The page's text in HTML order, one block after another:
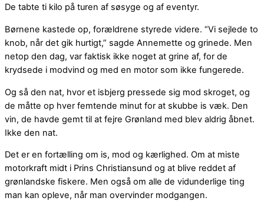
De tabte ti kilo på turen af søsyge og af eventyr.
Børnene kastede op, forældrene styrede videre. “Vi sejlede to
knob, når det gik hurtigt,” sagde Annemette og grinede. Men
netop den dag, var faktisk ikke noget at grine af, for de
krydsede i modvind og med en motor som ikke fungerede.
Og så den nat, hvor et isbjerg pressede sig mod skroget, og
de måtte op hver femtende minut for at skubbe is væk. Den
vin, de havde gemt til at fejre Grønland med blev aldrig åbnet.
Ikke den nat.
Det er en fortælling om is, mod og kærlighed. Om at miste
motorkraft midt i Prins Christiansund og at blive reddet af
grønlandske fiskere. Men også om alle de vidunderlige ting
man kan opleve, når man overvinder modgangen.